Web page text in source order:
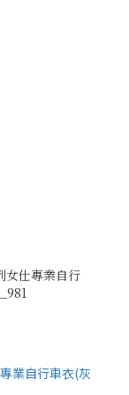
女仕專業自行